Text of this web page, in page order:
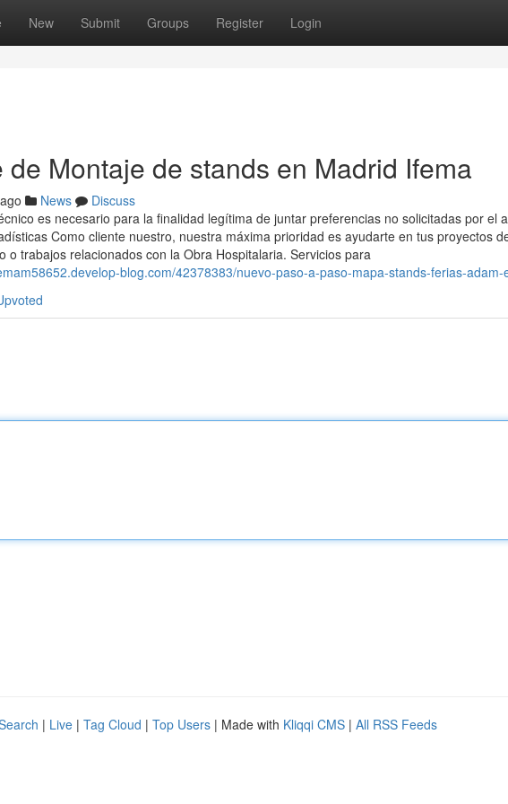
New Submit Groups Register Login
Montaje de stands en Madrid Ifema
News
Discuss
es necesario para la finalidad legítima de juntar preferencias no solicitadas por el
Como cliente nuestro, nuestra máxima prioridad es ayudarte en tus proyectos
o trabajos relacionados con la Obra Hospitalaria. Servicios para
blog.com/42378383/nuevo-paso-a-paso-mapa-stands-ferias-adam-
| Live | Tag Cloud | Top Users | Made with Kliqqi CMS | All RSS Feeds